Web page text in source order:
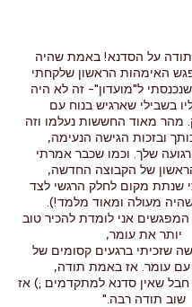
תודה על הסדנא! באמת שהיה
האימהות הראשון שלקחתי
ל"מועדון"- זה לא היה
בשבילי שארגיש בנוח עם
מהר מאוד החששות נעלמו וזה
ובזכות הגישה הנעימה,
שלך. וכמו שכבר אמרתי
של הקבוצה החדשה,
שנתת מקום לחלק הרגשי לצד
מעולה ומאוד מלמד!).
אני לומדת להכיר טוב
יותר את עומר,
שזכיתי ברגעים קסומים של
עומר. אז באמת תודה,
חבל שאין סדנא למתקדמים ;) אז
שוב תודה רבה."